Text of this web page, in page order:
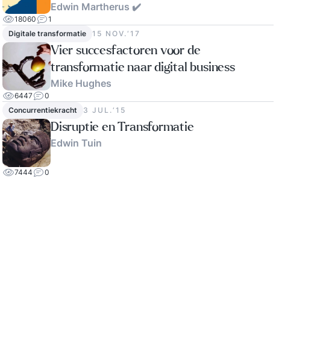
Edwin Martherus ✔️
18060
1
Digitale transformatie
15 NOV.‘17
Vier succesfactoren voor de
transformatie naar digital business
Mike Hughes
6447
0
Concurrentiekracht
3 JUL.‘15
Disruptie en Transformatie
Edwin Tuin
7444 0